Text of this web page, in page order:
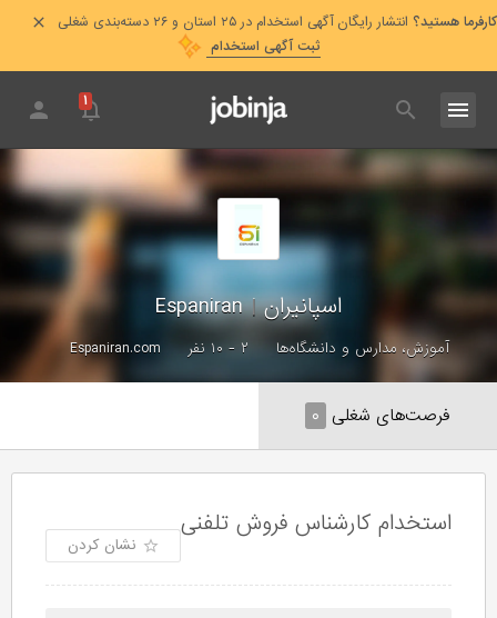
کارفرما هستید؟ انتشار رایگان آگهی استخدام در ۲۵ استان و ۲۶ دسته‌بندی شغلی
ثبت آگهی استخدام
۱
اسپانیران|
Espaniran
آموزش، مدارس و دانشگاه‌ها ۲ - ۱۰ نفر Espaniran.com
فرصت‌های شغلی ۰
استخدام کارشناس فروش تلفنی
نشان کردن